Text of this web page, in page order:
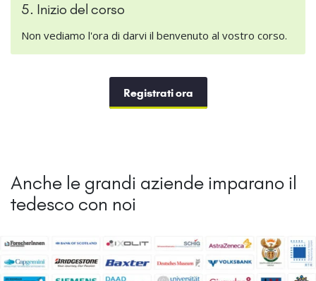
5. Inizio del corso
Non vediamo l'ora di darvi il benvenuto al vostro corso.
Registrati ora
Anche le grandi aziende imparano il
tedesco con noi